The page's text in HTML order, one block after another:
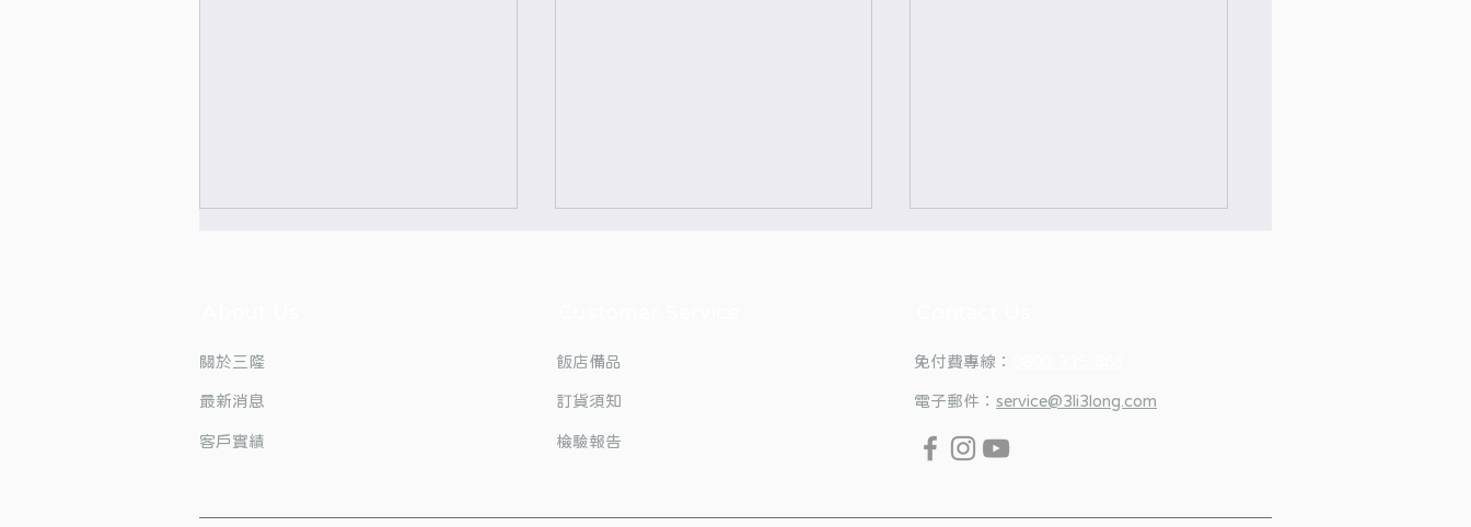
88節限定~迎賓點心優惠中 2026桃園營業處搬遷公告
​關於三隆
最新消息
客戶實績
飯店備品
訂貨須知
檢驗報告
免付費專線：
電子郵件： service@3li3long.com